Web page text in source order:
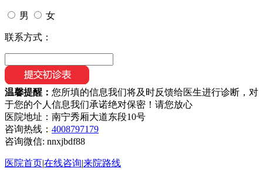
男 女
联系方式：
温馨提醒： 您所填的信息我们将及时反馈给医生进行诊断，对
于您的个人信息我们承诺绝对保密！请您放心
医院地址：南宁秀厢大道东段10号
咨询热线： 4008797179
咨询微信: nnxjbdf88
医院首页|在线咨询|来院路线